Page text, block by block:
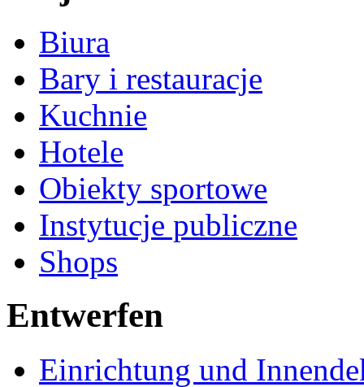
Biura
Bary i restauracje
Kuchnie
Hotele
Obiekty sportowe
Instytucje publiczne
Shops
Entwerfen
Einrichtung und